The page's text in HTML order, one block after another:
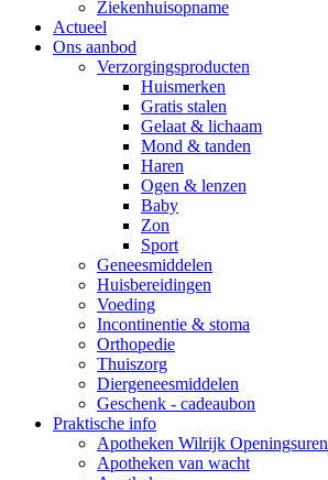
Ziekenhuisopname
Actueel
Ons aanbod
Verzorgingsproducten
Huismerken
Gratis stalen
Gelaat & lichaam
Mond & tanden
Haren
Ogen & lenzen
Baby
Zon
Sport
Geneesmiddelen
Huisbereidingen
Voeding
Incontinentie & stoma
Orthopedie
Thuiszorg
Diergeneesmiddelen
Geschenk - cadeaubon
Praktische info
Apotheken Wilrijk Openingsuren
Apotheken van wacht